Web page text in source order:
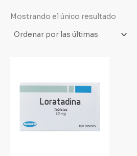
Mostrando el único resultado